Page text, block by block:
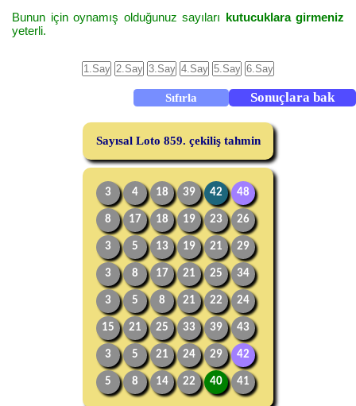
Bunun için oynamış olduğunuz sayıları kutucuklara girmeniz
yeterli.
Sayısal Loto 859. çekiliş tahmin
3 4 18 39 42 48
8 17 18 19 23 26
3 5 13 19 21 29
3 8 17 21 25 34
3 5 8 21 22 24
15 21 25 33 39 43
3 5 21 24 29 42
5 8 14 22 40 41